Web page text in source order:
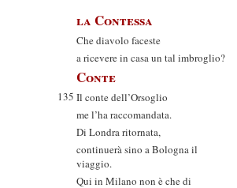
la Contessa
Che diavolo faceste
a ricevere in casa un tal imbroglio?
Conte
135 Il conte dell’Orsoglio
me l’ha raccomandata.
Di Londra ritornata,
continuerà sino a Bologna il
viaggio.
Qui in Milano non è che di